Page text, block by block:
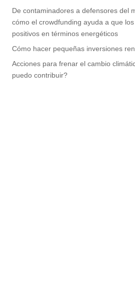
De contaminadores a defensores del
cómo el crowdfunding ayuda a que
positivos en términos energéticos
Cómo hacer pequeñas inversiones
Acciones para frenar el cambio
puedo contribuir?